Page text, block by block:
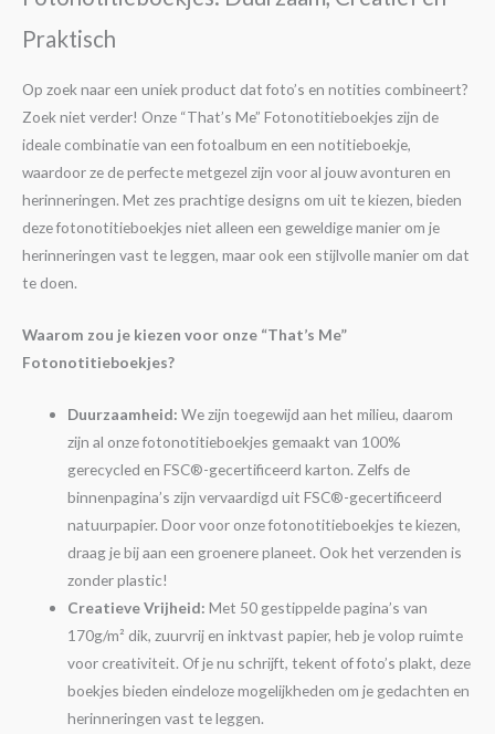
Praktisch
Op zoek naar een uniek product dat foto’s en notities combineert?
Zoek niet verder! Onze “That’s Me” Fotonotitieboekjes zijn de
ideale combinatie van een fotoalbum en een notitieboekje,
waardoor ze de perfecte metgezel zijn voor al jouw avonturen en
herinneringen. Met zes prachtige designs om uit te kiezen, bieden
deze fotonotitieboekjes niet alleen een geweldige manier om je
herinneringen vast te leggen, maar ook een stijlvolle manier om dat
te doen.
Waarom zou je kiezen voor onze “That’s Me”
Fotonotitieboekjes?
Duurzaamheid: We zijn toegewijd aan het milieu, daarom
zijn al onze fotonotitieboekjes gemaakt van 100%
gerecycled en FSC®-gecertificeerd karton. Zelfs de
binnenpagina’s zijn vervaardigd uit FSC®-gecertificeerd
natuurpapier. Door voor onze fotonotitieboekjes te kiezen,
draag je bij aan een groenere planeet. Ook het verzenden is
zonder plastic!
Creatieve Vrijheid: Met 50 gestippelde pagina’s van
170g/m² dik, zuurvrij en inktvast papier, heb je volop ruimte
voor creativiteit. Of je nu schrijft, tekent of foto’s plakt, deze
boekjes bieden eindeloze mogelijkheden om je gedachten en
herinneringen vast te leggen.